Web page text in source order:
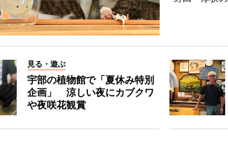
見る・遊ぶ
宇部の植物館で「夏休み特別
企画」 涼しい夜にカブクワ
や夜咲花観賞